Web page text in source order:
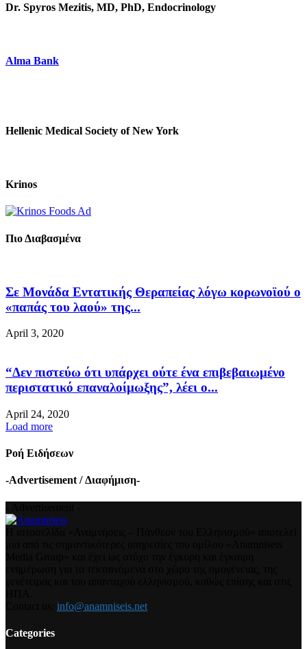
Dr. Spyros Mezitis, MD, PhD, Endocrinology
Alma Bank
Hellenic Medical Society of New York
Krinos
Πιο Διαβασμένα
Σε Μονάδα Εντατικής Θεραπείας λόγω κορωνοϊού ο
«παπάς του λαού» της...
April 3, 2020
“Δεν πιστεύω ότι υπάρχει ούτε ένα επιβεβαιωμένο
περιστατικό επαναλοίμωξης”, λέει ο...
April 24, 2020
Load more
Ροή Ειδήσεων
-Advertisement / Διαφήμιση-
info@anamniseis.net
Categories